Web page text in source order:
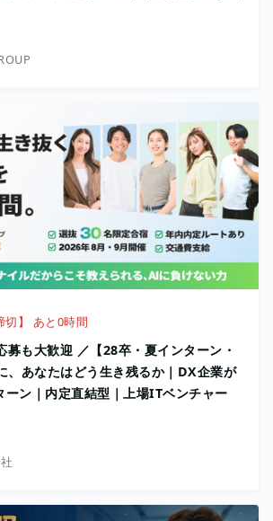
切】 あと0時間
募も大歓迎 ／【28卒・夏インターン・
、あなたはどう生き残るか｜DX企業が
ン｜内定直結型｜上場ITベンチャー